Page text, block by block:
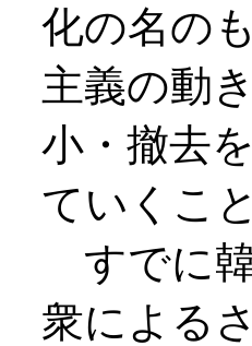
化の名の
主義の動
小・撤去
ていくこ
すでに
衆による